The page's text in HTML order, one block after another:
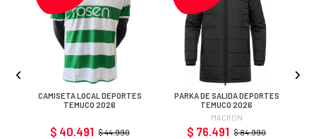
CAMISETA LOCAL DEPORTES
TEMUCO 2026
$ 44.990
$ 40.491
PARKA DE SALIDA DEPORTES
TEMUCO 2026
MACRON
$ 84.990
$ 76.491